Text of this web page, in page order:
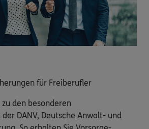
für Freiberufler
den besonderen
DANV, Deutsche Anwalt- und